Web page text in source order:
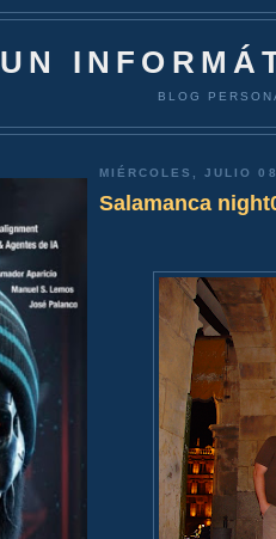
UN
BLOG
MIÉRCOLES, JULIO
Salamanca